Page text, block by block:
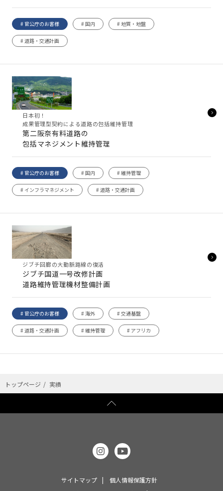
# 官公庁のお客様 # 国内 # 地質・地盤
# 道路・交通計画
日本初！
成果管理型契約による道路の包括維持管理
第二阪奈有料道路の
包括マネジメント維持管理
# 官公庁のお客様 # 国内 # 維持管理
# インフラマネジメント # 道路・交通計画
ジブチ回廊の大動脈路線の復活
ジブチ国道一号改修計画
道路維持管理機材整備計画
# 官公庁のお客様 # 海外 # 交通基盤
# 道路・交通計画 # 維持管理 # アフリカ
トップページ 実績
サイトマップ
個人情報保護方針